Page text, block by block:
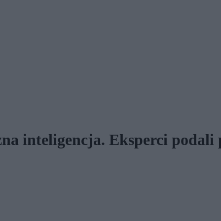
inteligencja. Eksperci podali